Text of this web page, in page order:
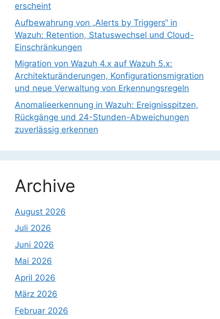
erscheint
Aufbewahrung von „Alerts by Triggers“ in
Wazuh: Retention, Statuswechsel und Cloud-
Einschränkungen
Migration von Wazuh 4.x auf Wazuh 5.x:
Architekturänderungen, Konfigurationsmigration
und neue Verwaltung von Erkennungsregeln
Anomalieerkennung in Wazuh: Ereignisspitzen,
Rückgänge und 24-Stunden-Abweichungen
zuverlässig erkennen
Archive
August 2026
Juli 2026
Juni 2026
Mai 2026
April 2026
März 2026
Februar 2026